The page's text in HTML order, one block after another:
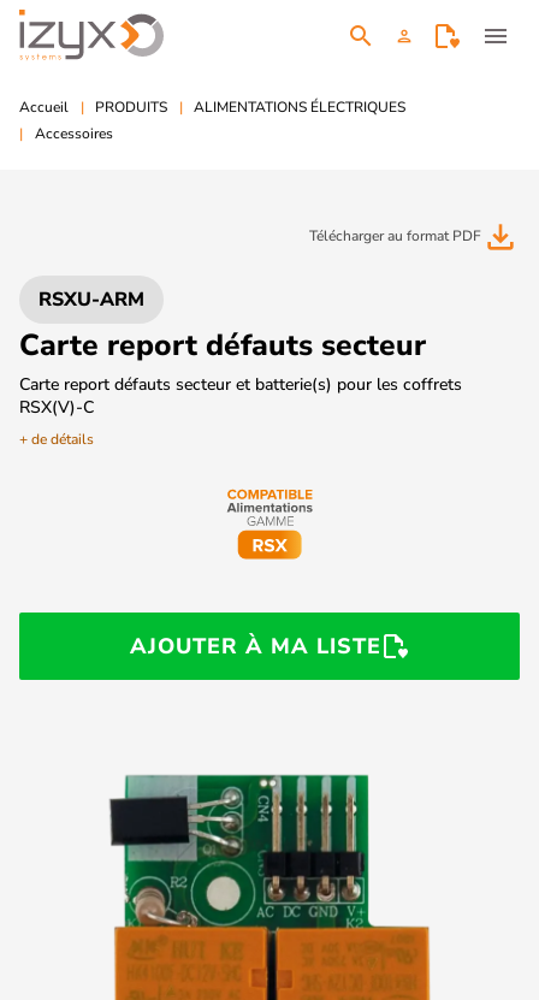
search person menu
Accueil PRODUITS
ALIMENTATIONS ÉLECTRIQUES
Accessoires
Télécharger au format PDF file_download
RSXU-ARM
Carte report défauts secteur
Carte report défauts secteur et batterie(s) pour les coffrets
RSX(V)-C
+ de détails
AJOUTER À MA LISTE